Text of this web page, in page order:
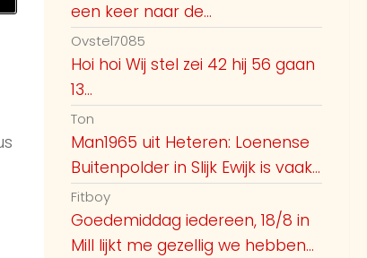
een keer naar de...
Ovstel7085
Hoi hoi Wij stel zei 42 hij 56 gaan
13...
Ton
Man1965 uit Heteren: Loenense
Buitenpolder in Slijk Ewijk is vaak...
Fitboy
Goedemiddag iedereen, 18/8 in
Mill lijkt me gezellig we hebben...